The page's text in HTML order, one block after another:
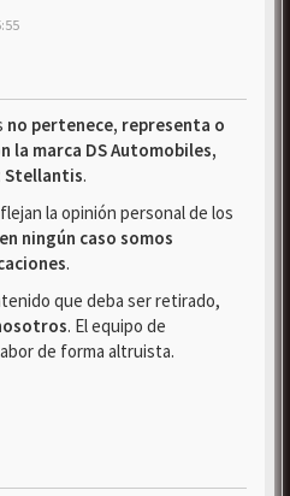
no pertenece, representa o
la marca DS Automobiles,
Stellantis.
la opinión personal de los
en ningún caso somos
.
que deba ser retirado,
. El equipo de
de forma altruista.